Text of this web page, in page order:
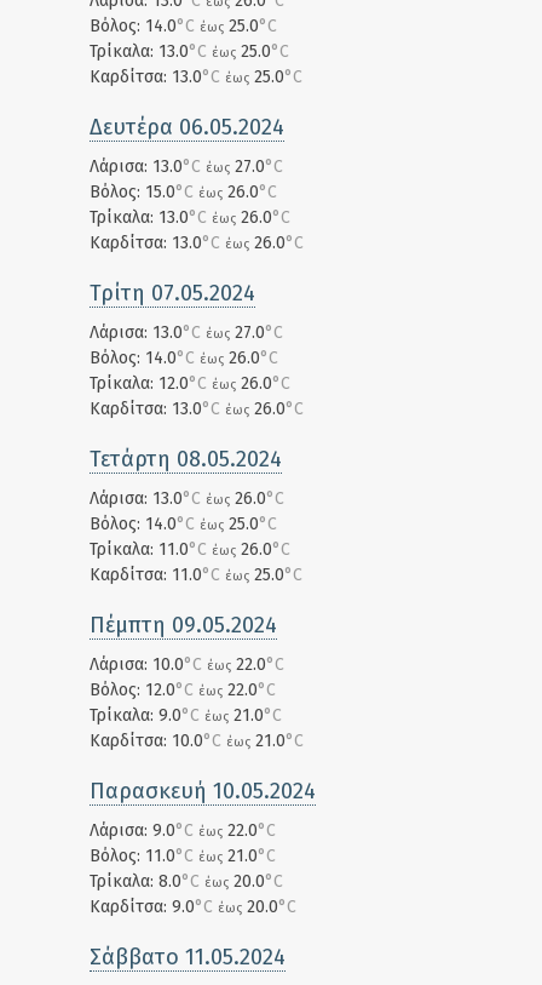
Βόλος: 14.0°C έως 25.0°C
Τρίκαλα: 13.0°C έως 25.0°C
Καρδίτσα: 13.0°C έως 25.0°C
Δευτέρα 06.05.2024
Λάρισα: 13.0°C έως 27.0°C
Βόλος: 15.0°C έως 26.0°C
Τρίκαλα: 13.0°C έως 26.0°C
Καρδίτσα: 13.0°C έως 26.0°C
Τρίτη 07.05.2024
Λάρισα: 13.0°C έως 27.0°C
Βόλος: 14.0°C έως 26.0°C
Τρίκαλα: 12.0°C έως 26.0°C
Καρδίτσα: 13.0°C έως 26.0°C
Τετάρτη 08.05.2024
Λάρισα: 13.0°C έως 26.0°C
Βόλος: 14.0°C έως 25.0°C
Τρίκαλα: 11.0°C έως 26.0°C
Καρδίτσα: 11.0°C έως 25.0°C
Πέμπτη 09.05.2024
Λάρισα: 10.0°C έως 22.0°C
Βόλος: 12.0°C έως 22.0°C
Τρίκαλα: 9.0°C έως 21.0°C
Καρδίτσα: 10.0°C έως 21.0°C
Παρασκευή 10.05.2024
Λάρισα: 9.0°C έως 22.0°C
Βόλος: 11.0°C έως 21.0°C
Τρίκαλα: 8.0°C έως 20.0°C
Καρδίτσα: 9.0°C έως 20.0°C
Σάββατο 11.05.2024